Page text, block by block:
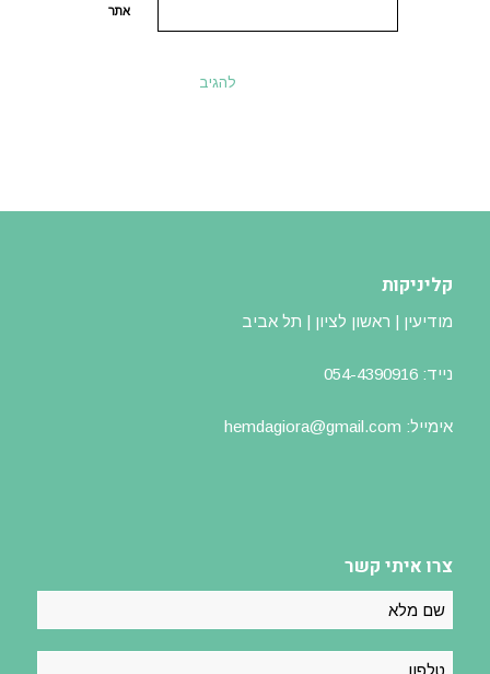
אתר
קליניקות
מודיעין | ראשון לציון | תל אביב
נייד: 054-4390916
אימייל: hemdagiora@gmail.com
צרו איתי קשר